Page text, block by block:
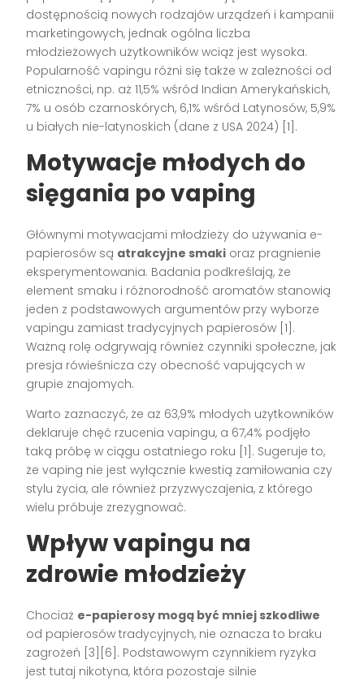
dostępnością nowych rodzajów urządzeń i kampanii
marketingowych, jednak ogólna liczba
młodzieżowych użytkowników wciąż jest wysoka.
Popularność vapingu różni się także w zależności od
etniczności, np. aż 11,5% wśród Indian Amerykańskich,
7% u osób czarnoskórych, 6,1% wśród Latynosów, 5,9%
u białych nie-latynoskich (dane z USA 2024) [1] .
Motywacje młodych do
sięgania po vaping
Głównymi motywacjami młodzieży do używania e-
papierosów są atrakcyjne smaki oraz pragnienie
eksperymentowania. Badania podkreślają, że
element smaku i różnorodność aromatów stanowią
jeden z podstawowych argumentów przy wyborze
vapingu zamiast tradycyjnych papierosów [1] .
Ważną rolę odgrywają również czynniki społeczne, jak
presja rówieśnicza czy obecność vapujących w
grupie znajomych.
Warto zaznaczyć, że aż 63,9% młodych użytkowników
deklaruje chęć rzucenia vapingu, a 67,4% podjęło
taką próbę w ciągu ostatniego roku [1] . Sugeruje to,
że vaping nie jest wyłącznie kwestią zamiłowania czy
stylu życia, ale również przyzwyczajenia, z którego
wielu próbuje zrezygnować.
Wpływ vapingu na
zdrowie młodzieży
Chociaż e-papierosy mogą być mniej szkodliwe
od papierosów tradycyjnych, nie oznacza to braku
zagrożeń [3][6] . Podstawowym czynnikiem ryzyka
jest tutaj nikotyna, która pozostaje silnie